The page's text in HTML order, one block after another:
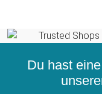
Du hast